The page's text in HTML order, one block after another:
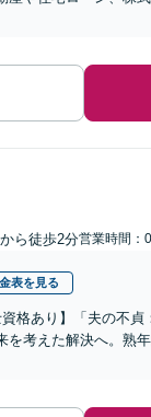
から徒歩2分営業時間：
表を見る
資格あり】「夫の不
を考えた解決へ。熟